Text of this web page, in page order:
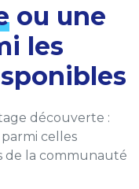
ou une
les
découverte :
celles
de la communauté